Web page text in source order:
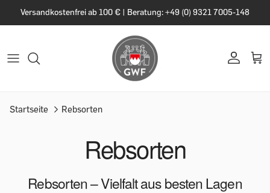
Versandkostenfrei ab 100 € | Beratung: +49 (0) 9321 7005-148
Startseite Rebsorten
Rebsorten
Rebsorten – Vielfalt aus besten Lagen